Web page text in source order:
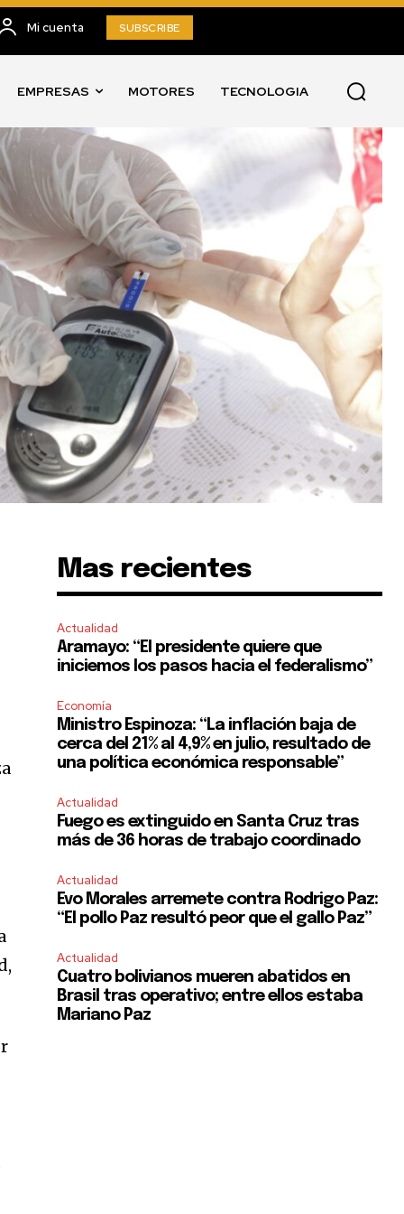
Mi cuenta SUBSCRIBE
EMPRESAS MOTORES TECNOLOGIA
Mas recientes
Actualidad
Aramayo: “El presidente quiere que
iniciemos los pasos hacia el federalismo”
Economía
Ministro Espinoza: “La inflación baja de
cerca del 21% al 4,9% en julio, resultado de
una política económica responsable”
Actualidad
Fuego es extinguido en Santa Cruz tras
más de 36 horas de trabajo coordinado
Actualidad
Evo Morales arremete contra Rodrigo Paz:
“El pollo Paz resultó peor que el gallo Paz”
Actualidad
Cuatro bolivianos mueren abatidos en
Brasil tras operativo; entre ellos estaba
Mariano Paz